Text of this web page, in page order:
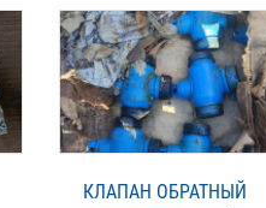
КЛАПАН ОБРАТНЫЙ